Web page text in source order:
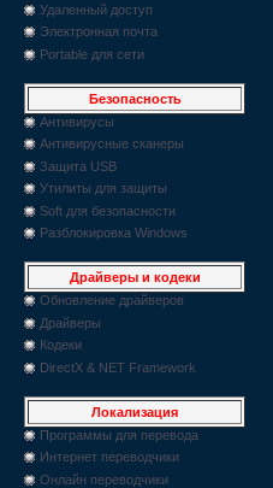
Удаленный доступ
Электронная почта
Portable для сети
Безопасность
Антивирусы
Антивирусные сканеры
Защита USB
Утилиты для защиты
Soft для безопасности
Разблокировка Windows
Драйверы и кодеки
Обновление драйверов
Драйверы
Кодеки
DirectX & NET Framework
Локализация
Программы для перевода
Интернет переводчики
Онлайн переводчики